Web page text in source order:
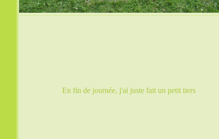
En fin de journée, j'ai juste fait un petit tiers